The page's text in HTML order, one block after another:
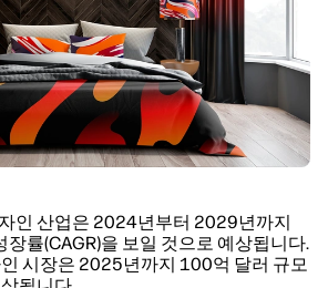
인 산업은 2024년부터 2029년까지
장률(CAGR)을 보일 것으로 예상됩니다.
시장은 2025년까지 100억 달러 규모